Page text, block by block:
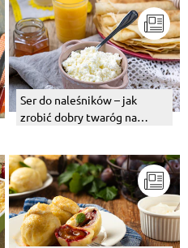
Ser do naleśników – jak
zrobić dobry twaróg na